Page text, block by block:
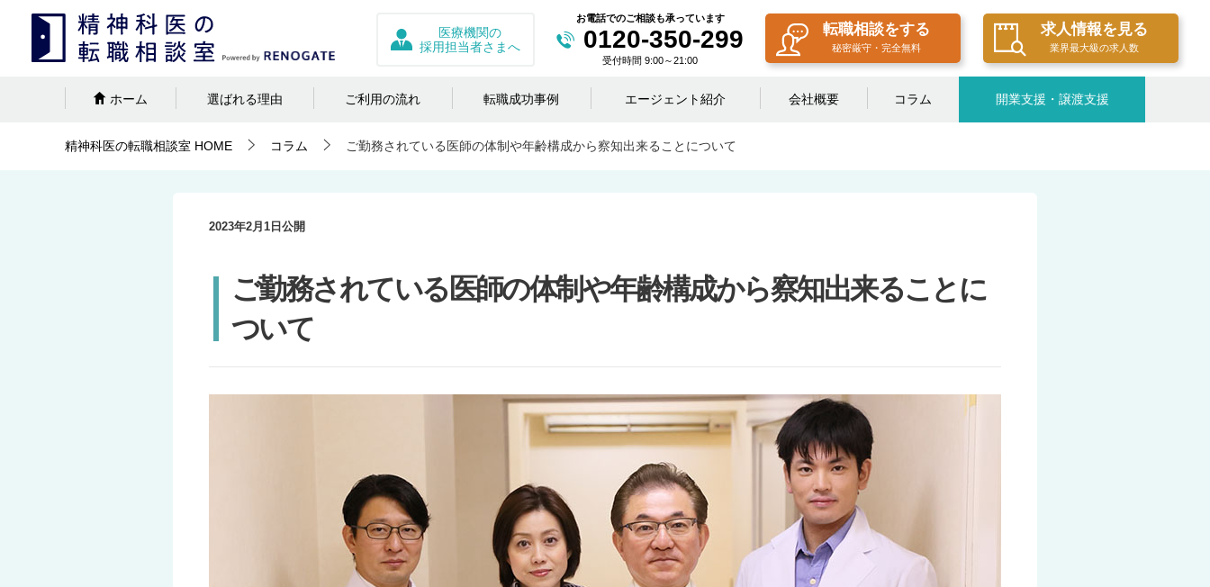
転職相談をする
秘密厳守・完全無料
求人情報を見る
業界最大級の求人数
お電話でのご相談も承っています
0120-350-299
受付時間 9:00～21:00
医療機関の
採用担当者さまへ
ホーム 選ばれる理由 ご利用の流れ 転職成功事例 エージェント紹介 会社概要 コラム 開業支援・譲渡支援
精神科医の転職相談室 HOME コラム ご勤務されている医師の体制や年齢構成から察知出来ることについて
2023年2月1日 公開
ご勤務されている医師の体制や年齢構成から察知出来ることに
ついて